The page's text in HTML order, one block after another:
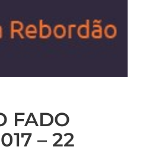
FADO
– 22